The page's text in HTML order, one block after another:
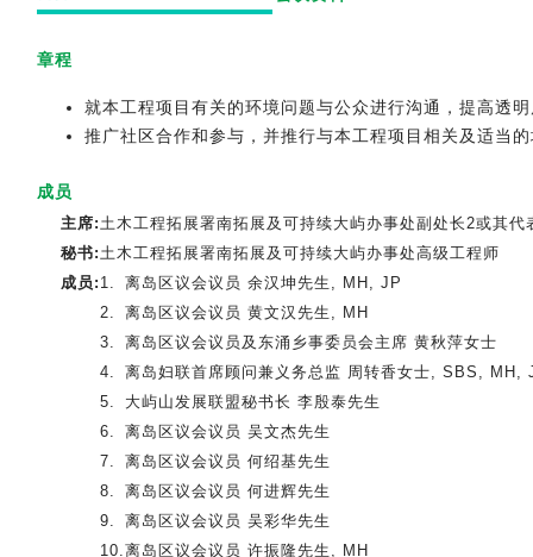
章程
就本工程项目有关的环境问题与公众进行沟通，提高透
推广社区合作和参与，并推行与本工程项目相关及适当
成员
主席:土木工程拓展署南拓展及可持续大屿办事处副处长2或其代
秘书:土木工程拓展署南拓展及可持续大屿办事处高级工程师
成员 : 1.
离岛区议会议员 余汉坤先生, MH, JP
2.
离岛区议会议员 黄文汉先生, MH
3.
离岛区议会议员及东涌乡事委员会主席 黄秋萍女士
4.
离岛妇联首席顾问兼义务总监 周转香女士, SBS, MH,
5.
大屿山发展联盟秘书长 李殷泰先生
6.
离岛区议会议员 吴文杰先生
7.
离岛区议会议员 何绍基先生
8.
离岛区议会议员 何进辉先生
9.
离岛区议会议员 吴彩华先生
10.离岛区议会议员 许振隆先生, MH